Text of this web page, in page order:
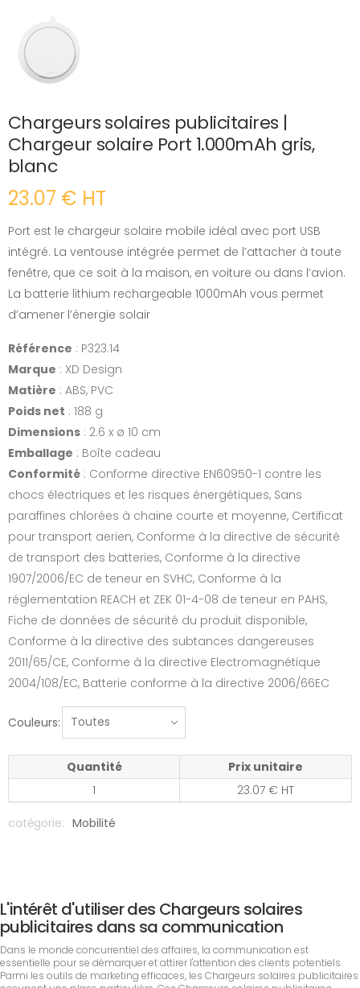
Chargeurs solaires publicitaires |
Chargeur solaire Port 1.000mAh gris,
blanc
23.07 € HT
Port est le chargeur solaire mobile idéal avec port USB
intégré. La ventouse intégrée permet de l’attacher à toute
fenêtre, que ce soit à la maison, en voiture ou dans l’avion.
La batterie lithium rechargeable 1000mAh vous permet
d’amener l’énergie solair
Référence : P323.14
Marque : XD Design
Matière : ABS, PVC
Poids net : 188 g
Dimensions : 2.6 x ø 10 cm
Emballage : Boîte cadeau
Conformité : Conforme directive EN60950-1 contre les
chocs électriques et les risques énergétiques, Sans
paraffines chlorées à chaine courte et moyenne, Certificat
pour transport aerien, Conforme à la directive de sécurité
de transport des batteries, Conforme à la directive
1907/2006/EC de teneur en SVHC, Conforme à la
réglementation REACH et ZEK 01-4-08 de teneur en PAHS,
Fiche de données de sécurité du produit disponible,
Conforme à la directive des subtances dangereuses
2011/65/CE, Conforme à la directive Electromagnétique
2004/108/EC, Batterie conforme à la directive 2006/66EC
Couleurs:
Quantité
Prix unitaire
1
23.07 € HT
catégorie: Mobilité
L'intérêt d'utiliser des Chargeurs solaires
publicitaires dans sa communication
Dans le monde concurrentiel des affaires, la communication est
essentielle pour se démarquer et attirer l'attention des clients potentiels.
Parmi les outils de marketing efficaces, les Chargeurs solaires publicitaires